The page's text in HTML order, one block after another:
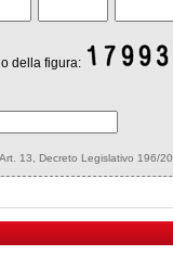
della figura:
13, Decreto Legislativo 196/